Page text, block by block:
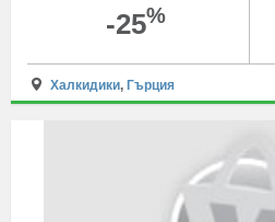
-25%
Халкидики, Гърция